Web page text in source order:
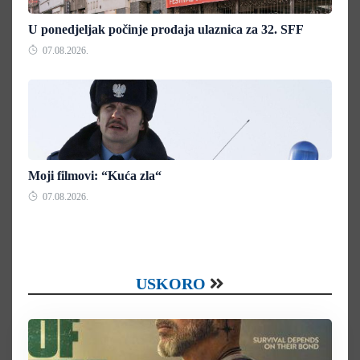
U ponedjeljak počinje prodaja ulaznica za 32. SFF
07.08.2026.
Moji filmovi: “Kuća zla“
07.08.2026.
USKORO